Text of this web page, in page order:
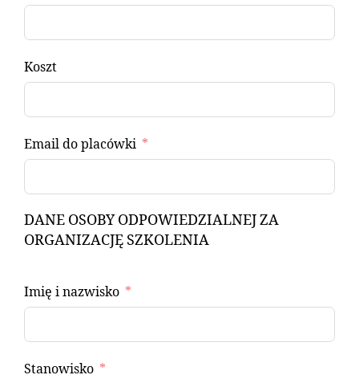
Koszt
Email do placówki
DANE OSOBY ODPOWIEDZIALNEJ ZA
ORGANIZACJĘ SZKOLENIA
Imię i nazwisko
Stanowisko